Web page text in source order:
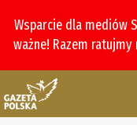
Wsparcie dla mediów
ważne! Razem